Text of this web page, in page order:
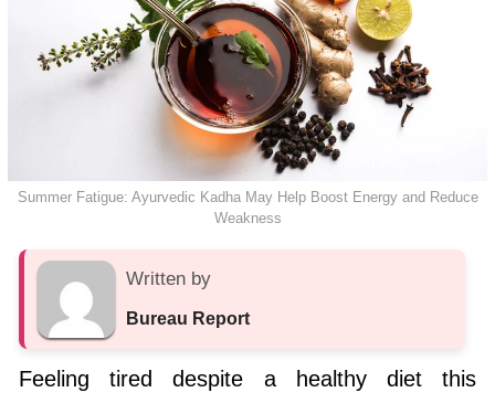
Summer Fatigue: Ayurvedic Kadha May Help Boost Energy and Reduce
Weakness
Written by
Bureau Report
Feeling tired despite a healthy diet this